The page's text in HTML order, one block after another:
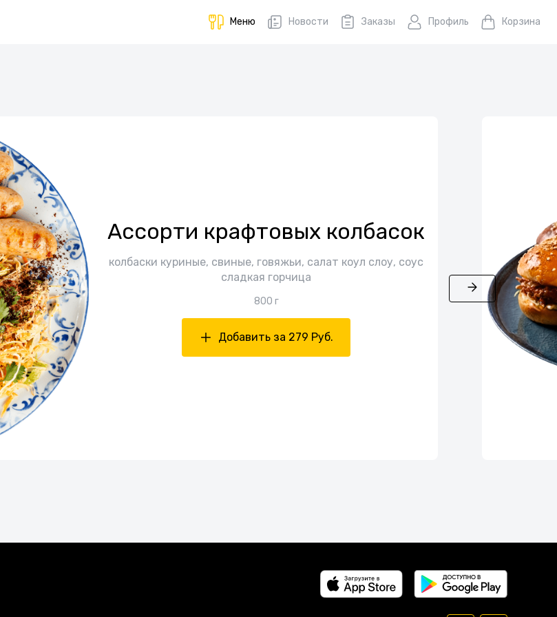
Меню Новости Заказы Профиль Корзина
Ассорти крафтовых колбасок
колбаски куриные, свиные, говяжьи, салат коул слоу, соус
сладкая горчица
800 г
Добавить за 279 Руб.